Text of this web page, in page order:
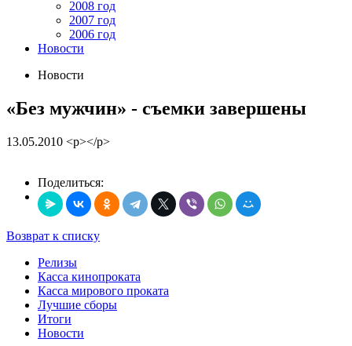
2008 год
2007 год
2006 год
Новости
Новости
«Без мужчин» - съемки завершены
13.05.2010 <p></p>
Поделиться:
Возврат к списку
Релизы
Касса кинопроката
Касса мирового проката
Лучшие сборы
Итоги
Новости